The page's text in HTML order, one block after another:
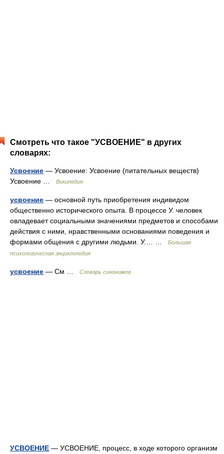
Смотреть что такое "УСВОЕНИЕ" в других
словарях:
Усвоение — Усвоение: Усвоение (питательных веществ)
Усвоение …
Википедия
усвоение — основной путь приобретения индивидом
общественно исторического опыта. В процессе У. человек
овладевает социальными значениями предметов и способами
действия с ними, нравственными основаниями поведения и
формами общения с другими людьми. У.… …
Большая
психологическая энциклопедия
усвоение — См … Словарь синонимов
УСВОЕНИЕ — УСВОЕНИЕ, процесс, в ходе которого организм